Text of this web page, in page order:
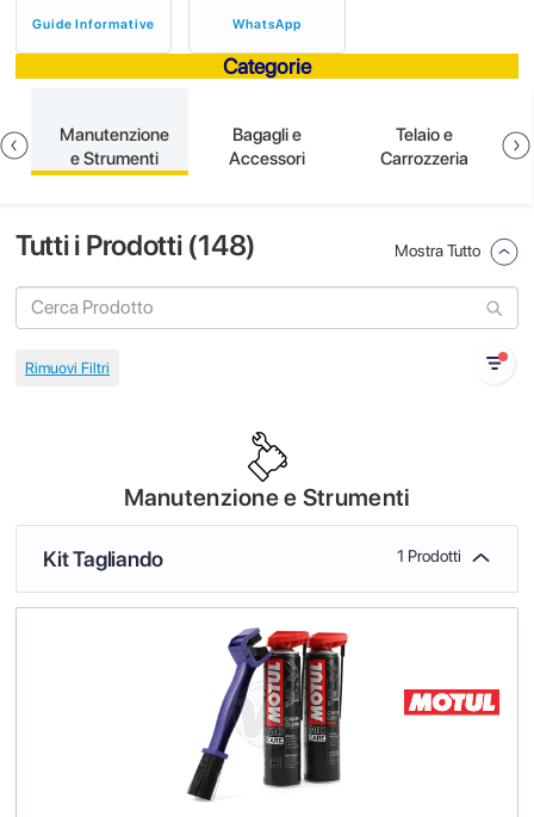
Guide Informative WhatsApp
Categorie
Manutenzione
e Strumenti
Bagagli e
Accessori
Telaio e
Carrozzeria
Tutti i Prodotti (148) Mostra Tutto
Manutenzione e Strumenti
Kit Tagliando 1 Prodotti